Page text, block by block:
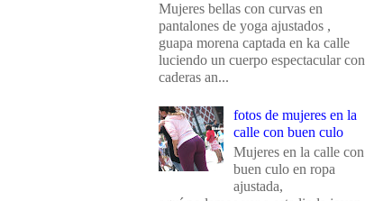
Mujeres bellas con curvas en
pantalones de yoga ajustados ,
guapa morena captada en ka calle
luciendo un cuerpo espectacular con
caderas an...
fotos de mujeres en la
calle con buen culo
Mujeres en la calle con
buen culo en ropa
ajustada,